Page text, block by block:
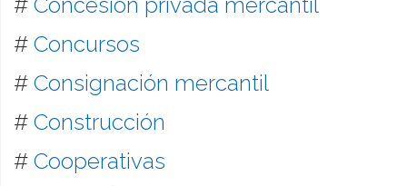
# Concursos
# Consignación mercantil
# Construcción
# Cooperativas